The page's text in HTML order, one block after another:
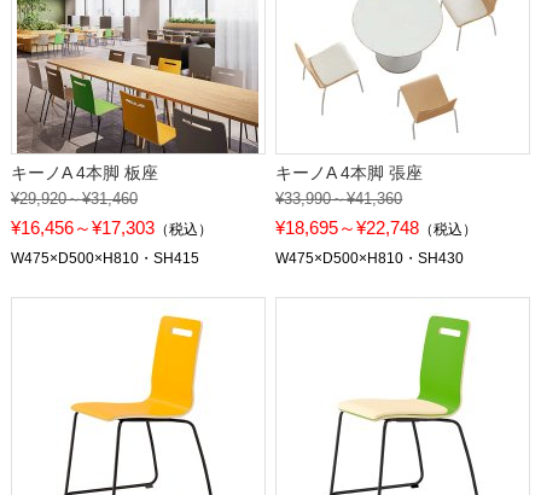
キーノA 4本脚 板座
¥29,920～¥31,460
¥16,456～¥17,303（税込）
W475×D500×H810・SH415
キーノA 4本脚 張座
¥33,990～¥41,360
¥18,695～¥22,748 （税込）
W475×D500×H810・SH430